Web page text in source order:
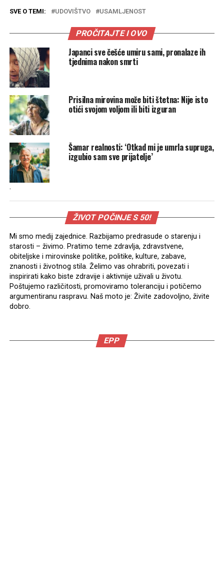
SVE O TEMI: UDOVIŠTVO USAMLJENOST
PROČITAJTE I OVO
Japanci sve češće umiru sami, pronalaze ih
tjednima nakon smrti
Prisilna mirovina može biti štetna: Nije isto
otići svojom voljom ili biti izguran
Šamar realnosti: ‘Otkad mi je umrla supruga,
izgubio sam sve prijatelje’
.
ŽIVOT POČINJE S 50!
Mi smo medij zajednice. Razbijamo predrasude o starenju i
starosti – živimo. Pratimo teme zdravlja, zdravstvene,
obiteljske i mirovinske politike, politike, kulture, zabave,
znanosti i životnog stila. Želimo vas ohrabriti, povezati i
inspirirati kako biste zdravije i aktivnije uživali u životu.
Poštujemo različitosti, promoviramo toleranciju i potičemo
argumentiranu raspravu. Naš moto je: Živite zadovoljno, živite
dobro.
EPP